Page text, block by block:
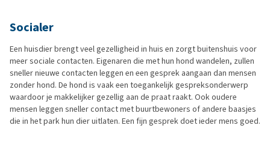
Socialer
Een huisdier brengt veel gezelligheid in huis en zorgt buitenshuis voor
meer sociale contacten. Eigenaren die met hun hond wandelen, zullen
sneller nieuwe contacten leggen en een gesprek aangaan dan mensen
zonder hond. De hond is vaak een toegankelijk gespreksonderwerp
waardoor je makkelijker gezellig aan de praat raakt. Ook oudere
mensen leggen sneller contact met buurtbewoners of andere baasjes
die in het park hun dier uitlaten. Een fijn gesprek doet ieder mens goed.